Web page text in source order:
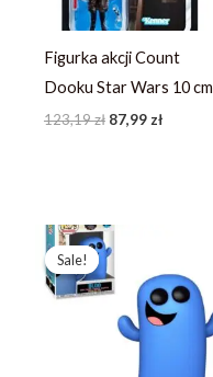
Figurka akcji Count
Dooku Star Wars 10 cm
123,19zł 87,99 zł
Sale!
Sale!
Pierwotna
cena
wynosiła:
81,19 zł.57,99 zł.